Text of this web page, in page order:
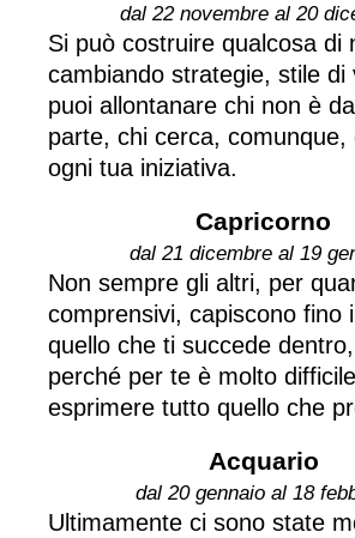
dal 22 novembre al 20
Si può costruire qualcosa di
cambiando strategie, stile di
puoi allontanare chi non è
parte, chi cerca, comunque,
ogni tua iniziativa.
Capricorno
dal 21 dicembre al 19
Non sempre gli altri, per
comprensivi, capiscono fino
quello che ti succede
perché per te è molto
esprimere tutto quello che
Acquario
dal 20 gennaio al 18
Ultimamente ci sono state